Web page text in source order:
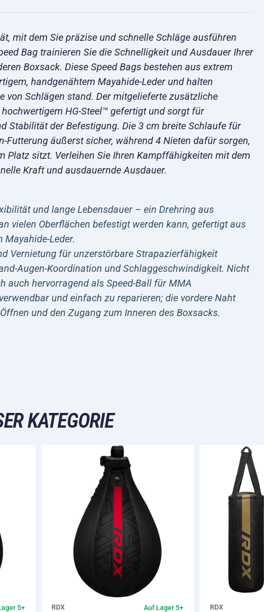
mit dem Sie präzise und schnelle Schläge ausführen
Bag trainieren Sie die Schnelligkeit und Ausdauer Ihrer
Boxsack. Diese Speed Bags bestehen aus extrem
handgenähtem Mayahide-Leder und halten
von Schlägen stand. Der mitgelieferte zusätzliche
HG-Steel™ gefertigt und sorgt für
Stabilität der Befestigung. Die 3 cm breite Schlaufe für
Futterung äußerst sicher, während 4 Nieten dafür sorgen,
Platz sitzt. Verleihen Sie Ihren Kampffähigkeiten mit dem
Kraft und ausdauernde Ausdauer.
und lange Lebensdauer – ein Drehring aus
vielen Oberflächen befestigt werden kann, gefertigt aus
Leder.
Vernietung für unzerstörbare Strapazierfähigkeit
Augen-Koordination und Schlaggeschwindigkeit. Nicht
auch hervorragend als Speed-Ball für MMA
und einfach zu reparieren; die vordere Naht
und den Zugang zum Inneren des Boxsacks.
KATEGORIE
5+ RDX Auf Lager 5+ RDX